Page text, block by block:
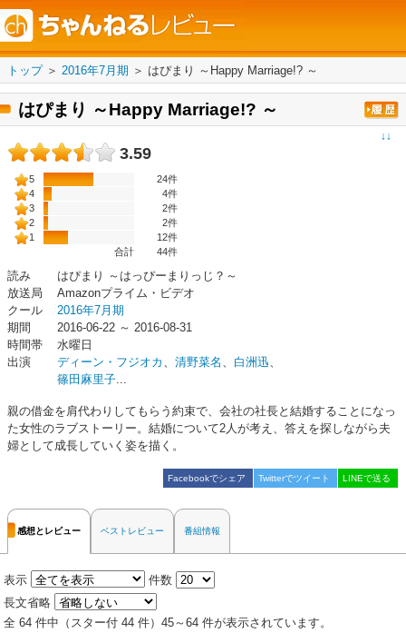
トップ＞ 2016年7月期 ＞ はぴまり ～Happy Marriage!? ～
はぴまり ～Happy Marriage!? ～
↓↓
3.59
5
24件
4
4件
3
2件
2
2件
1
12件
合計
44件
読み
はぴまり ～はっぴーまりっじ？～
放送局
Amazonプライム・ビデオ
クール
2016年7月期
期間
2016-06-22 ～ 2016-08-31
時間帯
水曜日
出演
ディーン・フジオカ 、 清野菜名 、 白洲迅、
篠田麻里子...
親の借金を肩代わりしてもらう約束で、会社の社長と結婚することになっ
た女性のラブストーリー。結婚について2人が考え、答えを探しながら夫
婦として成長していく姿を描く。
Facebookでシェア Twitterでツイート LINEで送る
感想とレビュー ベストレビュー 番組情報
表示
件数
長文省略
全 64 件中（スター付 44 件）45～64 件が表示されています。